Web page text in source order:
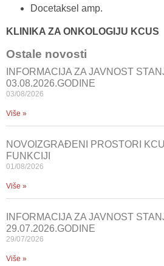
Docetaksel amp.
KLINIKA ZA ONKOLOGIJU KCUS
Ostale novosti
INFORMACIJA ZA JAVNOST
03.08.2026.GODINE
03/08/2026
Više »
NOVOIZGRAĐENI PROSTORI
FUNKCIJI
01/08/2026
Više »
INFORMACIJA ZA JAVNOST
29.07.2026.GODINE
29/07/2026
Više »